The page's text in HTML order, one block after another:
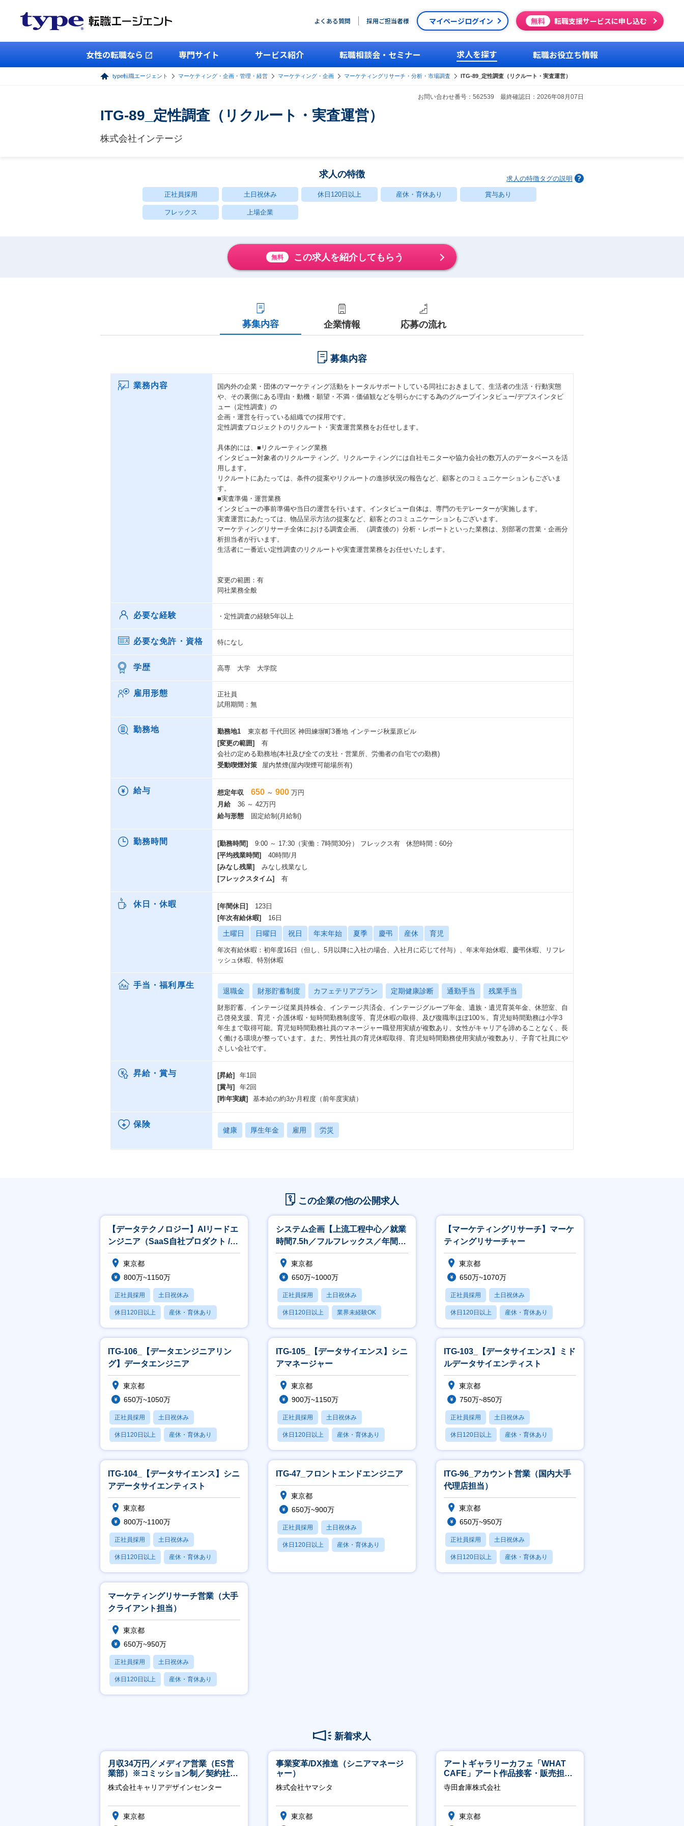
よくある質問 採用ご担当者様 マイページログイン 無料 転職支援サービスに申し込む
女性の転職なら 専門サイト サービス紹介 転職相談会・セミナー 求人を探す 転職お役立ち情報
type転職エージェント マーケティング・企画・管理・経営 マーケティング・企画 マーケティングリサーチ・分析・市場調査 ITG-89_定性調査（リクルート・実査運営）
お問い合わせ番号：562539 最終確認日：2026年08月07日
ITG-89_定性調査（リクルート・実査運営）
株式会社インテージ
求人の特徴 求人の特徴タグの説明
正社員採用 土日祝休み 休日120日以上 産休・育休あり 賞与あり
フレックス 上場企業
無料 この求人を紹介してもらう
募集内容 企業情報 応募の流れ
募集内容
業務内容
国内外の企業・団体のマーケティング活動をトータルサポートしている同社におきまして、生活者の生活・行動実態
や、その裏側にある理由・動機・願望・不満・価値観などを明らかにする為のグループインタビュー/デプスインタビ
ュー（定性調査）の
企画・運営を行っている組織での採用です。
定性調査プロジェクトのリクルート・実査運営業務をお任せします。
具体的には、■リクルーティング業務
インタビュー対象者のリクルーティング。リクルーティングには自社モニターや協力会社の数万人のデータベースを活
用します。
リクルートにあたっては、条件の提案やリクルートの進捗状況の報告など、顧客とのコミュニケーションもございま
す。
■実査準備・運営業務
インタビューの事前準備や当日の運営を行います。インタビュー自体は、専門のモデレーターが実施します。
実査運営にあたっては、物品呈示方法の提案など、顧客とのコミュニケーションもございます。
マーケティングリサーチ全体における調査企画、（調査後の）分析・レポートといった業務は、別部署の営業・企画分
析担当者が行います。
生活者に一番近い定性調査のリクルートや実査運営業務をお任せいたします。
変更の範囲：有
同社業務全般
必要な経験 ・定性調査の経験5年以上
必要な免許・資格 特になし
学歴 高専 大学 大学院
雇用形態
正社員
試用期間：無
勤務地 勤務地1
東京都 千代田区 神田練塀町3番地 インテージ秋葉原ビル
[変更の範囲]
有
会社の定める勤務地(本社及び全ての支社・営業所、労働者の自宅での勤務)
受動喫煙対策
屋内禁煙(屋内喫煙可能場所有)
給与 想定年収 650 ～ 900 万円
月給
36 ～ 42万円
給与形態
固定給制(月給制)
勤務時間 [勤務時間]
9:00 ～ 17:30（実働：7時間30分） フレックス有 休憩時間：60分
[平均残業時間]
40時間/月
[みなし残業]
みなし残業なし
[フレックスタイム]
有
休日・休暇 [年間休日]
123日
[年次有給休暇]
16日
土曜日 日曜日 祝日 年末年始 夏季 慶弔 産休 育児
年次有給休暇：初年度16日（但し、5月以降に入社の場合、入社月に応じて付与）、年末年始休暇、慶弔休暇、リフレ
ッシュ休暇、特別休暇
手当・福利厚生
退職金 財形貯蓄制度 カフェテリアプラン 定期健康診断 通勤手当 残業手当
財形貯蓄、インテージ従業員持株会、インテージ共済会、インテージグループ年金、遺族・遺児育英年金、休憩室、自
己啓発支援、育児・介護休暇・短時間勤務制度等、育児休暇の取得、及び復職率ほぼ100％。育児短時間勤務は小学3
年生まで取得可能。育児短時間勤務社員のマネージャー職登用実績が複数あり、女性がキャリアを諦めることなく、長
く働ける環境が整っています。また、男性社員の育児休暇取得、育児短時間勤務使用実績が複数あり、子育て社員にや
さしい会社です。
昇給・賞与 [昇給]
年1回
[賞与]
年2回
[昨年実績]
基本給の約3か月程度（前年度実績）
保険
健康 厚生年金 雇用 労災
この企業の他の公開求人
【データテクノロジー】AIリードエ
ンジニア（SaaS⾃社プロダクト /
LLM・RAG開発）
東京都
800万~1150万
正社員採用 土日祝休み
休日120日以上 産休・育休あり
賞与あり
システム企画【上流工程中心／就業
時間7.5h／フルフレックス／年間休
日123日】
東京都
650万~1000万
正社員採用 土日祝休み
休日120日以上 業界未経験OK
産休・育休あり
【マーケティングリサーチ】マーケ
ティングリサーチャー
東京都
650万~1070万
正社員採用 土日祝休み
休日120日以上 産休・育休あり
賞与あり
ITG-106_【データエンジニアリン
グ】データエンジニア
東京都
650万~1050万
正社員採用 土日祝休み
休日120日以上 産休・育休あり
賞与あり
ITG-105_【データサイエンス】シニ
アマネージャー
東京都
900万~1150万
正社員採用 土日祝休み
休日120日以上 産休・育休あり
賞与あり
ITG-103_【データサイエンス】ミド
ルデータサイエンティスト
東京都
750万~850万
正社員採用 土日祝休み
休日120日以上 産休・育休あり
賞与あり
ITG-104_【データサイエンス】シニ
アデータサイエンティスト
東京都
800万~1100万
正社員採用 土日祝休み
休日120日以上 産休・育休あり
賞与あり
ITG-47_フロントエンドエンジニア
東京都
650万~900万
正社員採用 土日祝休み
休日120日以上 産休・育休あり
ITG-96_アカウント営業（国内大手
代理店担当）
東京都
650万~950万
正社員採用 土日祝休み
休日120日以上 産休・育休あり
賞与あり
マーケティングリサーチ営業（大手
クライアント担当）
東京都
650万~950万
正社員採用 土日祝休み
休日120日以上 産休・育休あり
賞与あり
新着求人
月収34万円／メディア営業（ES営
業部）※コミッション制／契約社員
※4年目以降無期化
株式会社キャリアデザインセンター
東京都
事業変革/DX推進（シニアマネージ
ャー）
株式会社ヤマシタ
東京都
アートギャラリーカフェ「WHAT
CAFE」アート作品接客・販売担当
※アート領域未経験可
寺田倉庫株式会社
東京都